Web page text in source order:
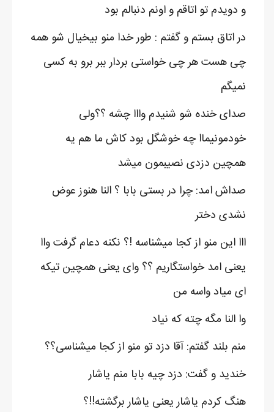
و دویدم تو اتاقم و اونم دنبالم بود
در اتاق بستم و گفتم : طور خدا منو بیخیال شو همه
چی هست هر چی خواستی بردار ببر برو به کسی
نمیگم
صدای خنده شو شنیدم وااا چشه ؟؟ولی
خودمونیماا چه خوشگل بود کاش ما هم یه
همچین دزدی نصیبمون میشد
صداش امد: چرا در بستی بابا ؟ النا هنوز عوض
نشدی دختر
ااا این منو از کجا میشناسه !؟ نکنه دعام گرفت واا
یعنی امد خواستگاریم ؟؟ وای یعنی همچین تیکه
ای میاد واسه من
وا النا مگه چته که نیاد
منم بلند گفتم: آقا دزد تو منو از کجا میشناسی؟؟
خندید و گفت: دزد چیه بابا منم یاشار
هنگ کردم یاشار یعنی یاشار برگشته!!؟